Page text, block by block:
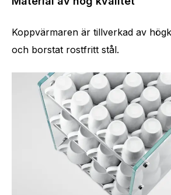
Koppvärmaren är tillverkad av
och borstat rostfritt stål.